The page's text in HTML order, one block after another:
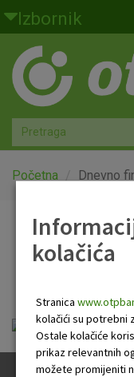
Skoči na glavni sadržaj
Izbornik
Građani
Privatno bankarstvo
Agro
Mala poduzeća i obrtnici
Globalna tržišta
O nama
Početna Dnevno
Dnevno
kolačića
Stranica
kolačići su potrebni
Ostale kolačiće
prikaz relevantnih
možete promijeniti